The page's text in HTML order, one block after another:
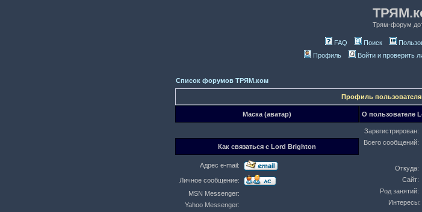
Трям-форум
FAQ Поиск
Профиль
Войти и проверить
Список форумов ТРЯМ.ком
Профиль
Маска (аватар) О пользователе
Зарегистрирован:
Всего сообщений:
Откуда:
Сайт:
Род занятий:
Интересы:
Как связаться с Lord Brighton
Адрес e-mail:
Личное сообщение:
MSN Messenger:
Yahoo Messenger: